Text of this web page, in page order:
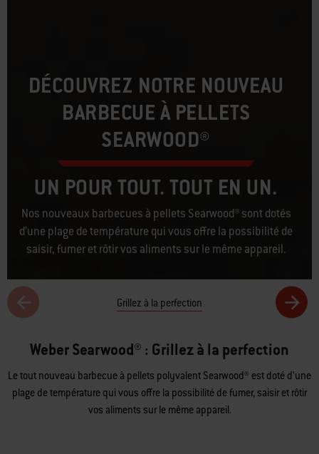
DÉCOUVREZ NOTRE NOUVEAU
BARBECUE À PELLETS
SEARWOOD®
UN POUR TOUT. TOUT EN UN.
Nos nouveaux barbecues à pellets Searwood® sont dotés
d’une plage de température qui vous offre la possibilité de
Weber Searwood® : Grillez à la perfection
Le tout nouveau barbecue à pellets polyvalent Searwood® est doté d’une
plage de température qui vous offre la possibilité de fumer, saisir et rôtir